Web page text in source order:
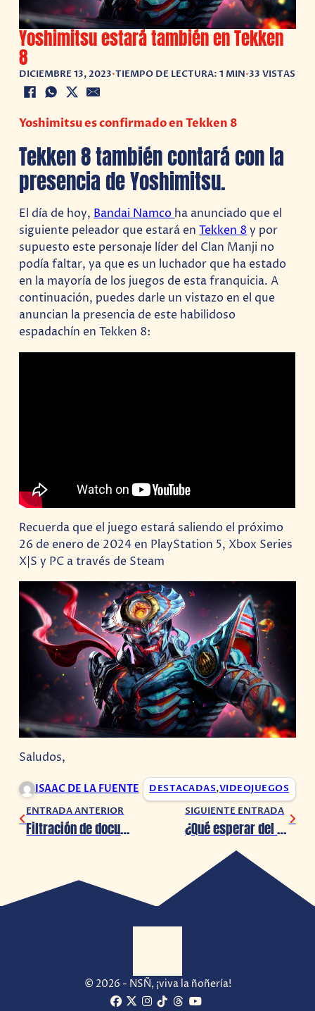
Yoshimitsu estará también en Tekken
8
DICIEMBRE 13, 2023•TIEMPO DE LECTURA: 1 MIN•33 VISTAS
Yoshimitsu es confirmado en Tekken 8
Tekken 8 también contará con la
presencia de Yoshimitsu.
El día de hoy,Bandai Namcoha anunciado que el
siguiente peleador que estará enTekken 8y por
supuesto este personaje líder del Clan Manji no
podía faltar, ya que es un luchador que ha estado
en la mayoría de los juegos de esta franquicia. A
continuación, puedes darle un vistazo en el que
anuncian la presencia de este habilidoso
espadachín en Tekken 8:
Recuerda que el juego estará saliendo el próximo
26 de enero de 2024 en PlayStation 5, Xbox Series
X|S y PC a través de Steam
Saludos,
ISAAC DE LA FUENTE DESTACADAS,VIDEOJUEGOS
ENTRADA ANTERIOR
Filtración de documentos de Insomniac Games indica que habría un juego del Spider-Verse en desarrollo
SIGUIENTE ENTRADA
¿Qué esperar del DLC gratuito de God of War: Ragnarok? ¡Te traemos sus detalles!
© 2026 - NSÑ, ¡viva la ñoñería!